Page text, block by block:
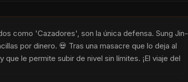
como 'Cazadores', son la única defensa. Sung Jin-
por dinero. 💀 Tras una masacre que lo deja al
le permite subir de nivel sin límites. ¡El viaje del